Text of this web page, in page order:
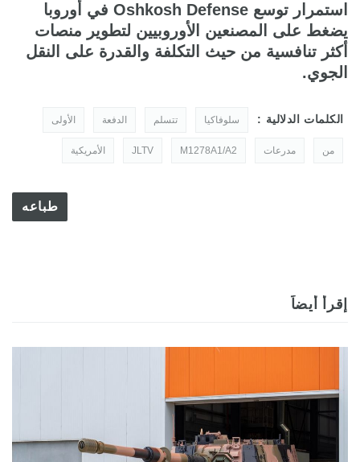
استمرار توسع Oshkosh Defense في أوروبا
يضغط على المصنعين الأوروبيين لتطوير منصات
أكثر تنافسية من حيث التكلفة والقدرة على النقل
الجوي.
الكلمات الدلالية : سلوفاكيا تتسلم الدفعة الأولى
من مدرعات M1278A1/A2
JLTV الأمريكية
طباعه
إقرأ أيضاً